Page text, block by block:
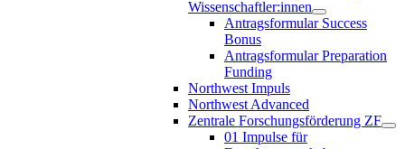
Wissenschaftler:innen
Antragsformular Success
Bonus
Antragsformular Preparation
Funding
Northwest Impuls
Northwest Advanced
Zentrale Forschungsförderung ZF
01 Impulse für